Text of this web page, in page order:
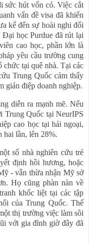
sức hút vốn có. Việc cắt
vấn đề visa đã khiến
kể đến sự hoài nghi đối
học Purdue đã rút lại
cao học, phần lớn là
yêu cầu trường cung
chức tại quê nhà. Tại các
Trung Quốc cảm thấy
gián điệp doanh nghiệp.
diễn ra mạnh mẽ. Nếu
Trung Quốc tại NeurIPS
cao học tại hải ngoại,
hai lần, lên 28%.
số nhà nghiên cứu trẻ
định hồi hương, hoặc
- vẫn thừa nhận Mỹ sở
Họ cũng phàn nàn về
khốc liệt tại các tập
của Trung Quốc. Thế
thị trường việc làm sôi
với gia đình giờ đây đã